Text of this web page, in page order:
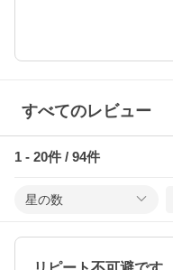
すべてのレビュー
1 - 20件 / 94件
星の数